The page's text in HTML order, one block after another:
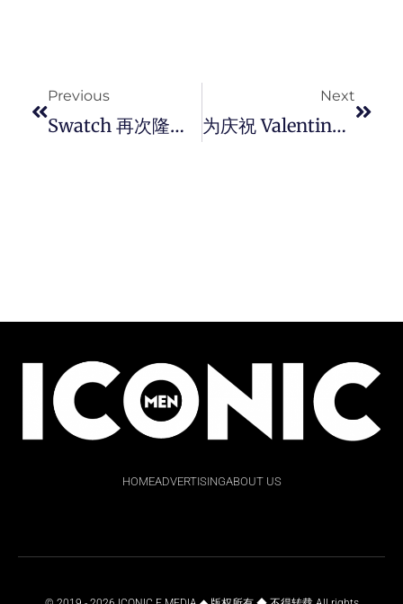
Previous
Swatch 再次隆重推出 《007 No Time To Die 》 电影限量腕表 ²Q Watch，继续执行神秘任务。
Next
为庆祝 Valentino Garavani Rockstud 10 週年，Valentino首次携手 Craig Green 推出 Valentino Garavani Rockstud X 联乘系列。
HOMEADVERTISINGABOUT US